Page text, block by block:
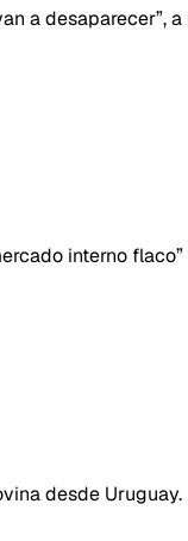
a
interno
desde Uruguay.